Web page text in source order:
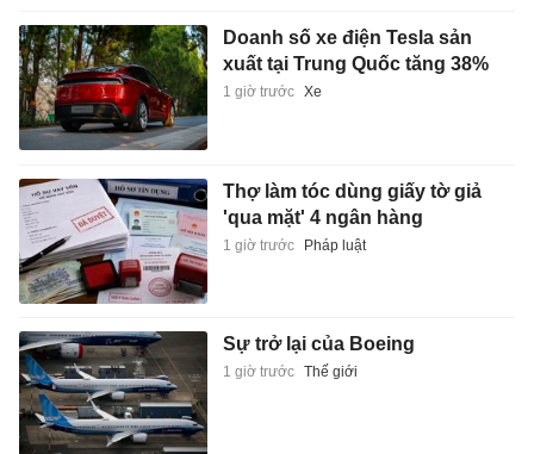
Doanh số xe điện Tesla sản
xuất tại Trung Quốc tăng 38%
1 giờ trước Xe
Thợ làm tóc dùng giấy tờ giả
'qua mặt' 4 ngân hàng
1 giờ trước Pháp luật
Sự trở lại của Boeing
1 giờ trước Thế giới